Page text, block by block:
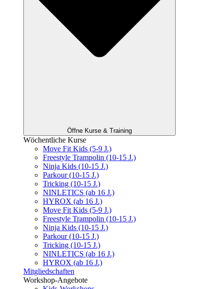
Öffne Kurse & Training
Wöchentliche Kurse
Move Fit Kids (5-9 J.)
Freestyle Trampolin (10-15 J.)
Ninja Kids (10-15 J.)
Parkour (10-15 J.)
Tricking (10-15 J.)
NINLETICS (ab 16 J.)
HYROX (ab 16 J.)
Move Fit Kids (5-9 J.)
Freestyle Trampolin (10-15 J.)
Ninja Kids (10-15 J.)
Parkour (10-15 J.)
Tricking (10-15 J.)
NINLETICS (ab 16 J.)
HYROX (ab 16 J.)
Mitgliedschaften
Workshop-Angebote